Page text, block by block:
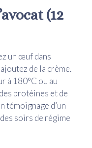
(12
un œuf dans
de la crème.
à 180°C ou au
protéines et de
témoignage d’un
soirs de régime